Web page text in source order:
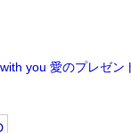
you 愛のプレゼン